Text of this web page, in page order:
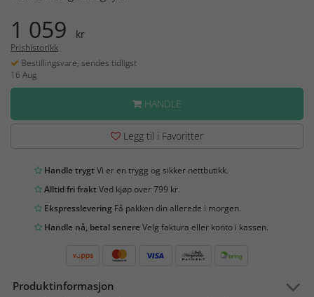
1 059 kr
Prishistorikk
Bestillingsvare, sendes tidligst
16 Aug
HANDLE
Legg til i Favoritter
Handle trygtVi er en trygg og sikker nettbutikk.
Alltid fri fraktVed kjøp over 799 kr.
Ekspresslevering Få pakken din allerede i morgen.
Handle nå, betal senereVelg faktura eller konto i kassen.
Produktinformasjon